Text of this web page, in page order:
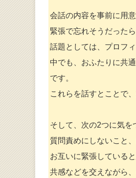
会話の内容を事前に用
緊張で忘れそうだった
話題としては、プロフ
中でも、おふたりに共
です。
これらを話すとことで
そして、次の2つに気を
質問責めにしないこと
お互いに緊張している
共感などを交えながら